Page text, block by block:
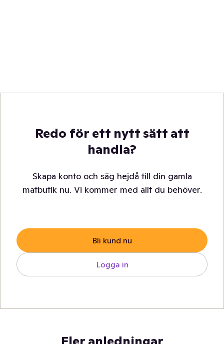
Redo för ett nytt sätt att
handla?
Skapa konto och säg hejdå till din gamla
matbutik nu. Vi kommer med allt du behöver.
Bli kund nu
Logga in
Fler anledningar